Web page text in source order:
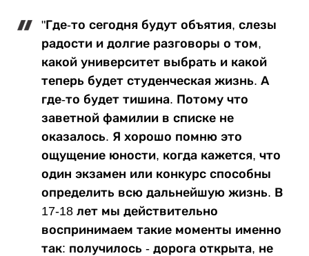
"Где-то сегодня будут объятия, слезы
радости и долгие разговоры о том,
какой университет выбрать и какой
теперь будет студенческая жизнь. А
где-то будет тишина. Потому что
заветной фамилии в списке не
оказалось. Я хорошо помню это
ощущение юности, когда кажется, что
один экзамен или конкурс способны
определить всю дальнейшую жизнь. В
17-18 лет мы действительно
воспринимаем такие моменты именно
так: получилось - дорога открыта, не